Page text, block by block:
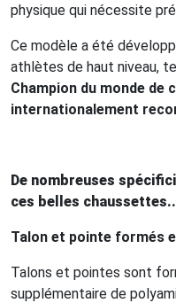
physique qui nécessite
Ce modèle a été
athlètes de haut niveau,
Champion du monde
internationalement
De nombreuses
ces belles
Talon et pointe formés
Talons et pointes sont
supplémentaire de